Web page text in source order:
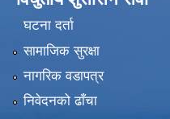
घटना दर्ता
सामाजिक सुरक्षा
नागरिक वडापत्र
निवेदनको ढाँचा